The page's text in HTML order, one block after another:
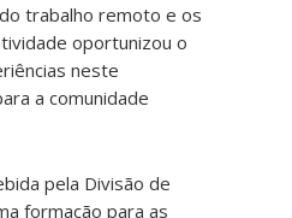
trabalho remoto e os
oportunizou o
neste
a comunidade
pela Divisão de
formação para as